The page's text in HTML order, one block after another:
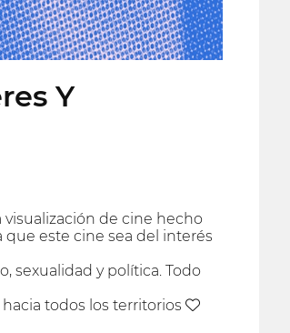
Y
de cine hecho
este cine sea del interés
sexualidad y política. Todo
todos los territorios ♥